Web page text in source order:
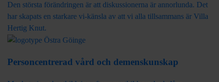
Den största förändringen är att diskussionerna är annorlunda. Det
har skapats en starkare vi-känsla av att vi alla tillsammans är Villa
Hertig Knut.
Personcentrerad vård och demenskunskap